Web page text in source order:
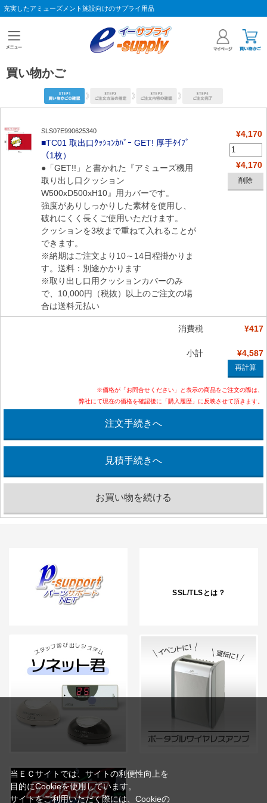
充実したアミューズメント施設向けのサプライ用品
買い物かご
SLS07E990625340
■TC01 取出口ｸｯｼｮﾝｶﾊﾞｰ GET! 厚手ﾀｲﾌﾟ
（1枚）
●「GET!!」と書かれた『アミューズ機用
取り出し口クッション
W500xD500xH10』用カバーです。
強度がありしっかりした素材を使用し、
破れにくく長くご使用いただけます。
クッションを3枚まで重ねて入れることが
できます。
※納期はご注文より10～14日程掛かりま
す。送料：別途かかります
※取り出し口用クッションカバーのみ
で、10,000円（税抜）以上のご注文の場
合は送料元払い
¥4,170
¥4,170
消費税 ¥417
小計 ¥4,587
※価格が「お問合せください」と表示の商品をご注文の際は、
弊社にて現在の価格を確認後に「購入履歴」に反映させて頂きます。
SSL/TLSとは？
当ＥＣサイトでは、サイトの利便性向上を
目的にCookieを使用しています。
サイトをご利用いただく際には、Cookieの